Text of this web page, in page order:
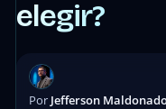
elegir?
Por Jefferson